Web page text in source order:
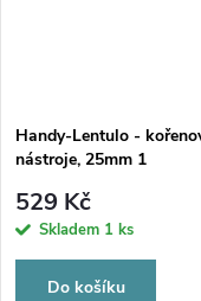
Handy-Lentulo -
nástroje, 25mm 1
529 Kč
Skladem 1 ks
Do košíku